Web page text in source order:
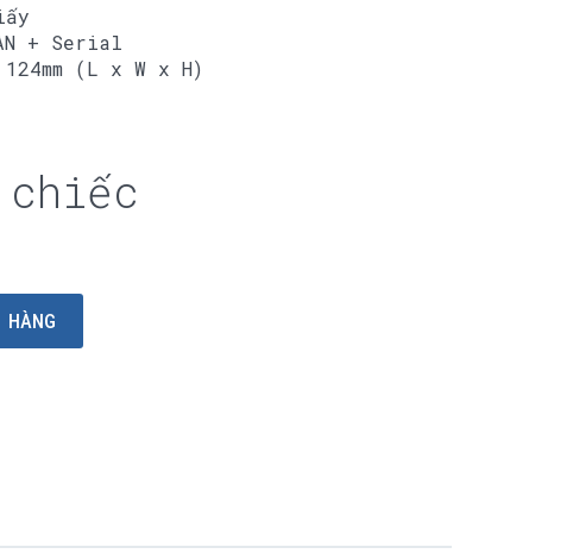
+ Serial
(L x W x H)
THÊM VÀO GIỎ HÀNG